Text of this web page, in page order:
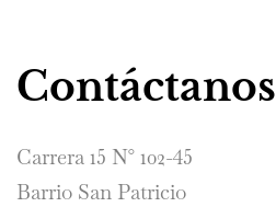
Contáctanos
Carrera 15 N° 102-45
Barrio San Patricio